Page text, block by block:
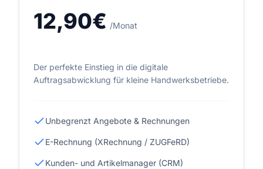
12,90€ /Monat
Der perfekte Einstieg in die digitale
Auftragsabwicklung für kleine Handwerksbetriebe.
Unbegrenzt Angebote & Rechnungen
E-Rechnung (XRechnung / ZUGFeRD)
Kunden- und Artikelmanager (CRM)